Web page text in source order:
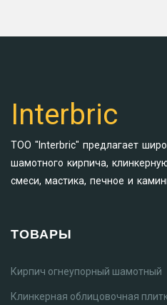
Interbric
ТОО "Interbric" предлагает
шамотного кирпича,
смеси, мастика, печное и
ТОВАРЫ
Кирпич огнеупорный шамотный
Клинкерная облицовочная